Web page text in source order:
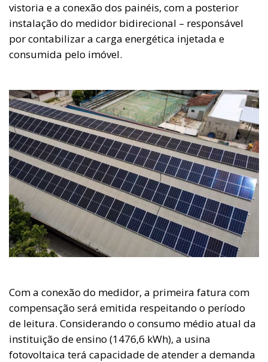
vistoria e a conexão dos painéis, com a posterior
instalação do medidor bidirecional – responsável
por contabilizar a carga energética injetada e
consumida pelo imóvel.
Com a conexão do medidor, a primeira fatura com
compensação será emitida respeitando o período
de leitura. Considerando o consumo médio atual da
instituição de ensino (1476,6 kWh), a usina
fotovoltaica terá capacidade de atender a demanda